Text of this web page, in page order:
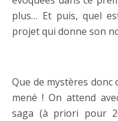
plus… Et puis, quel
projet qui donne son
Que de mystères
mené ! On attend
saga (à priori pour